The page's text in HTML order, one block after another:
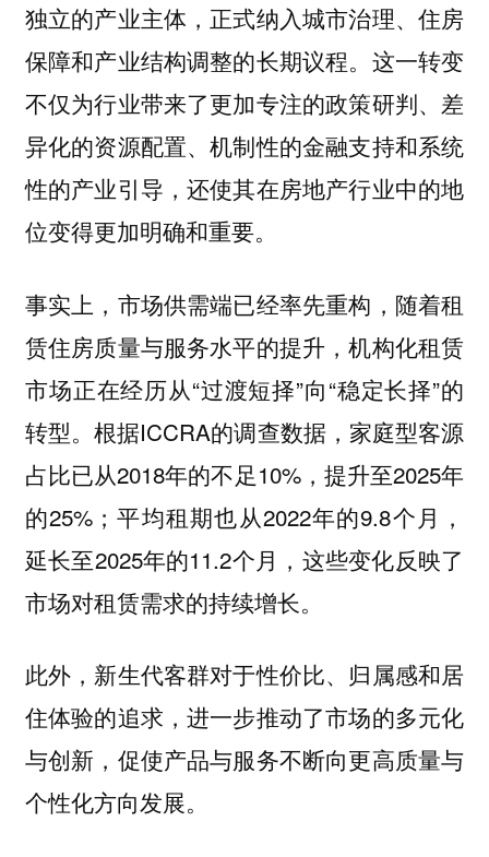
独立的产业主体，正式纳入城市治理、住房
保障和产业结构调整的长期议程。这一转变
不仅为行业带来了更加专注的政策研判、差
异化的资源配置、机制性的金融支持和系统
性的产业引导，还使其在房地产行业中的地
位变得更加明确和重要。
事实上，市场供需端已经率先重构，随着租
赁住房质量与服务水平的提升，机构化租赁
市场正在经历从“过渡短择”向“稳定长择”的
转型。根据ICCRA的调查数据，家庭型客源
占比已从2018年的不足10%，提升至2025年
的25%；平均租期也从2022年的9.8个月，
延长至2025年的11.2个月，这些变化反映了
市场对租赁需求的持续增长。
此外，新生代客群对于性价比、归属感和居
住体验的追求，进一步推动了市场的多元化
与创新，促使产品与服务不断向更高质量与
个性化方向发展。